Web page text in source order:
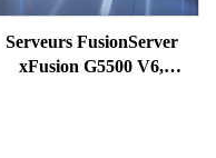
Serveurs FusionServer
xFusion G5500 V6,